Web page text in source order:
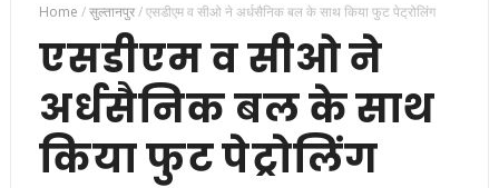
Home /सुल्तानपुर/एसडीएम व सीओ ने अर्धसैनिक बल के साथ किया फुट पेट्रोलिंग
एसडीएम व सीओ ने
अर्धसैनिक बल के साथ
किया फुट पेट्रोलिंग